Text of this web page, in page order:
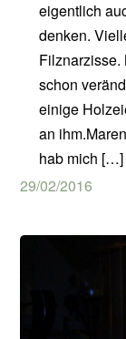
eigentlich
denken.
Filznarzisse.
schon
einige
an
hab mich […]
29/02/2016